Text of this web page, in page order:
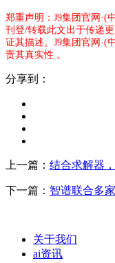
郑重声明：J9集团官网·(
刊登/转载此文出于传递
证其描述。J9集团官网·(
责其真实性 。
分享到：
上一篇： 结合求解器
下一篇： 智谱联合多
关于我们
ai资讯